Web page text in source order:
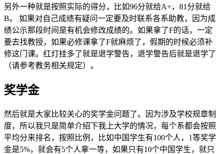
另外一种就是按照实际的得分，比如96分就给A+，81分就给
B。 如果对自己成绩有疑问一定要及时联系各系助教，因为成
绩公示那段时间是有机会修改成绩的。如果拿了F的话，一定
要去找教授，如果必修课拿了F就麻烦了，假期的时候必须补
修这门课。红灯挂多了就是退学警告，退学警告后就是退学了
（请参考教务相关规定）。
奖学金
然后就是大家比较关心的奖学金问题了。因为涉及学校规章制
度，所以我只是简单介绍下我上大学的情况，每个系都会按照
平均分来排名，按照比例，比如中国学生有100个人，1等奖学
金是5%，就会有5个人拿一等，如果只有10个中国学生，就只